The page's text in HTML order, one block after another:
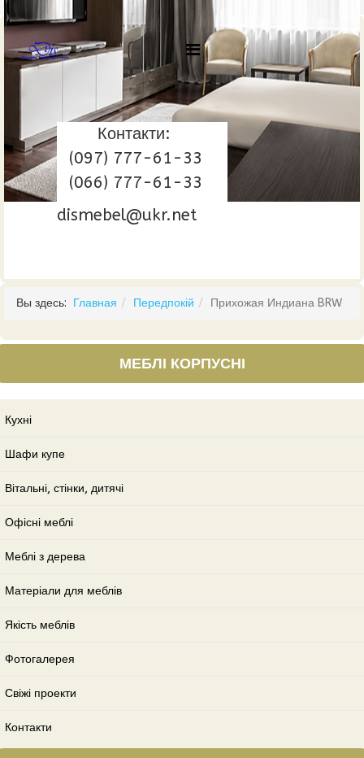
Контакти:
(097) 777-61-33
(066) 777-61-33
dismebel@ukr.net
Вы здесь: Главная Передпокій Прихожая Индиана BRW
МЕБЛІ КОРПУСНІ
Кухні
Шафи купе
Вітальні, стінки, дитячі
Офісні меблі
Меблі з дерева
Матеріали для меблів
Якість меблів
Фотогалерея
Свіжі проекти
Контакти